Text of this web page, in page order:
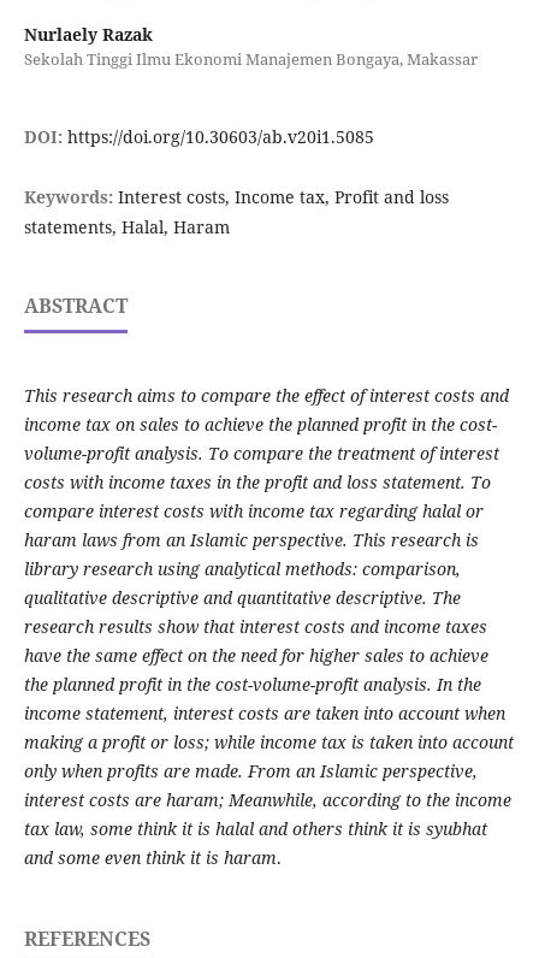
Nurlaely Razak
Sekolah Tinggi Ilmu Ekonomi Manajemen Bongaya, Makassar
DOI: https://doi.org/10.30603/ab.v20i1.5085
Keywords: Interest costs, Income tax, Profit and loss
statements, Halal, Haram
ABSTRACT
This research aims to compare the effect of interest costs and
income tax on sales to achieve the planned profit in the cost-
volume-profit analysis. To compare the treatment of interest
costs with income taxes in the profit and loss statement. To
compare interest costs with income tax regarding halal or
haram laws from an Islamic perspective. This research is
library research using analytical methods: comparison,
qualitative descriptive and quantitative descriptive. The
research results show that interest costs and income taxes
have the same effect on the need for higher sales to achieve
the planned profit in the cost-volume-profit analysis. In the
income statement, interest costs are taken into account when
making a profit or loss; while income tax is taken into account
only when profits are made. From an Islamic perspective,
interest costs are haram; Meanwhile, according to the income
tax law, some think it is halal and others think it is syubhat
and some even think it is haram.
REFERENCES